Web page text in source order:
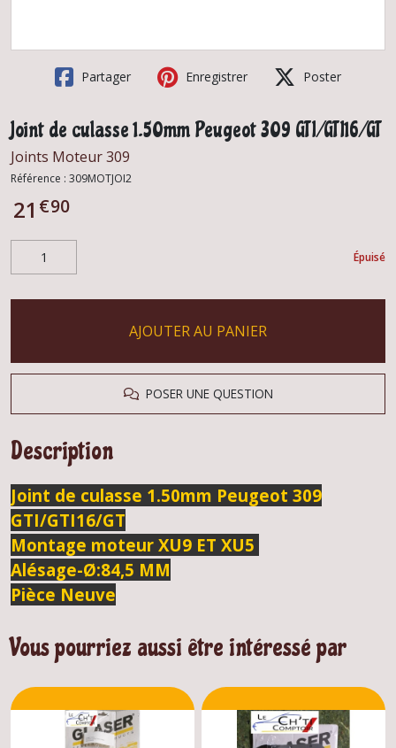
Partager Enregistrer Poster
Joint de culasse 1.50mm Peugeot 309 GTI/GTI16/GT
Joints Moteur 309
Référence : 309MOTJOI2
21 €90
Épuisé
AJOUTER AU PANIER
POSER UNE QUESTION
Description
Joint de culasse 1.50mm Peugeot 309
GTI/GTI16/GT
Montage moteur XU9 ET XU5
Alésage-Ø:84,5 MM
Pièce Neuve
Vous pourriez aussi être intéressé par